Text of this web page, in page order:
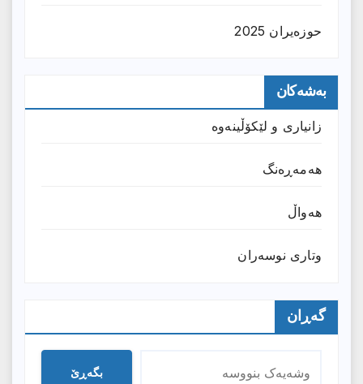
حوزه‌یران 2025
بەشەکان
زانیارى و لێکۆڵینەوە
هەمەڕەنگ
هەواڵ
وتارى نوسەران
گەڕان
بگەڕێ